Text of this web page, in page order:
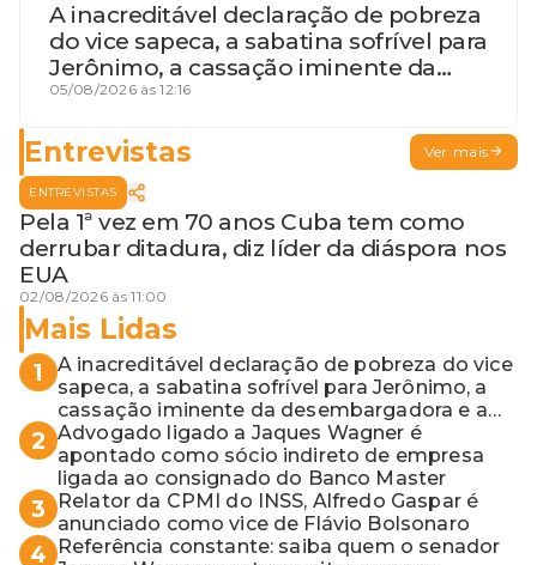
A inacreditável declaração de pobreza
do vice sapeca, a sabatina sofrível para
Jerônimo, a cassação iminente da
desembargadora e a vaga do Quinto
05/08/2026 às 12:16
Entrevistas Ver mais
ENTREVISTAS
Pela 1ª vez em 70 anos Cuba tem como
derrubar ditadura, diz líder da diáspora nos
EUA
02/08/2026 às 11:00
Mais Lidas
1
A inacreditável declaração de pobreza do vice
sapeca, a sabatina sofrível para Jerônimo, a
cassação iminente da desembargadora e a
vaga do Quinto para o MP baiano
2 Advogado ligado a Jaques Wagner é
apontado como sócio indireto de empresa
ligada ao consignado do Banco Master
3
Relator da CPMI do INSS, Alfredo Gaspar é
anunciado como vice de Flávio Bolsonaro
4
Referência constante: saiba quem o senador